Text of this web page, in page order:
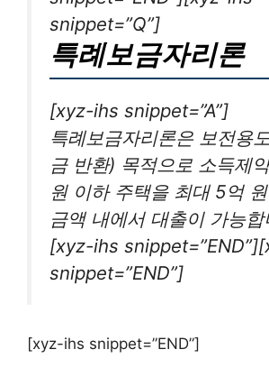
snippet=”Q”]
특례보금자리론
[xyz-ihs snippet=”A”]
특례보금자리론은 보전용
금 반환) 목적으로 소득제
원 이하 주택을 최대 5억
금액 내에서 대출이 가능합
[xyz-ihs
snippet=”END”]
[xyz-ihs snippet=”END”]